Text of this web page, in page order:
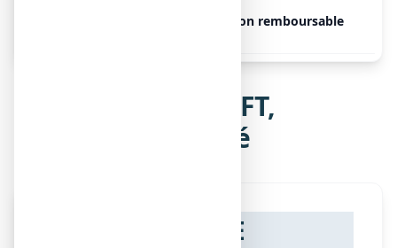
Non remboursable
Notice de PROSOFT,
comprimé enrobé
NOTICE